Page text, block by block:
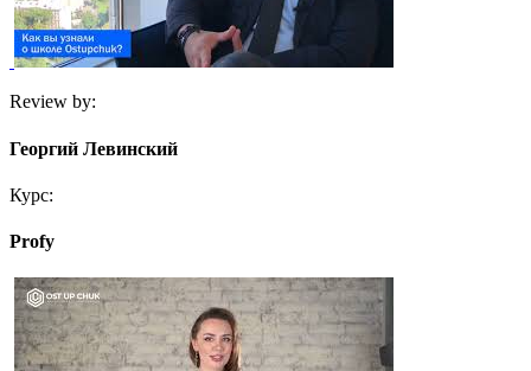
Review by:
Георгий Левинский
Курс:
Profy